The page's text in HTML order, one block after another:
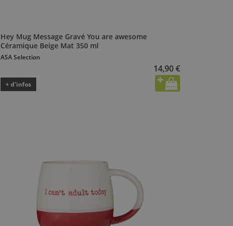
Hey Mug Message Gravé You are awesome
Céramique Beige Mat 350 ml
ASA Selection
14,90 €
+ d’infos